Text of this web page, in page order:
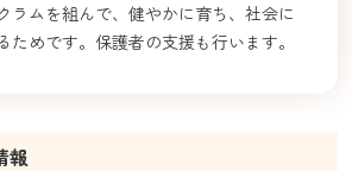
ラムを組んで、健やかに育ち、社会に
ためです。保護者の支援も行います。
報